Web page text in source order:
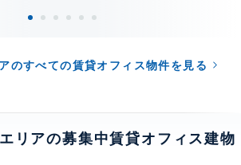
のすべての賃貸オフィス物件を見る
リアの募集中賃貸オフィス建物